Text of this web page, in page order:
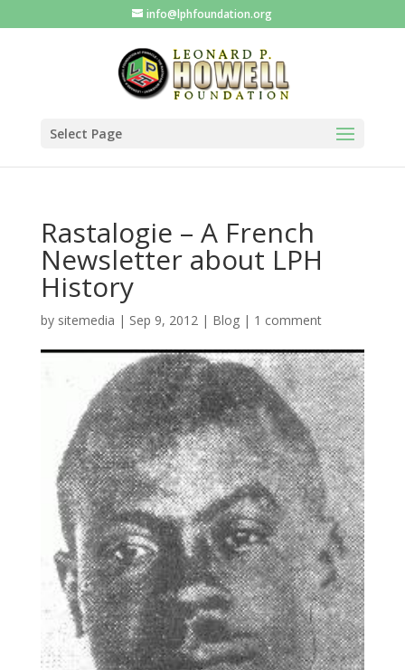
info@lphfoundation.org
Select Page
Rastalogie – A French
Newsletter about LPH
History
by sitemedia | Sep 9, 2012| Blog| 1 comment